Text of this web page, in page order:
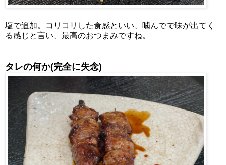
塩で追加。コリコリした食感といい、噛んでで味が出てく
る感じと言い、最高のおつまみですね。
タレの何か(完全に失念)